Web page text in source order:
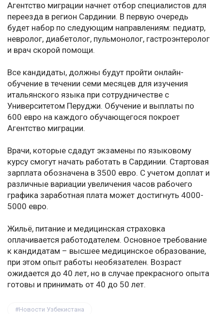
Агентство миграции начнет отбор специалистов для
переезда в регион Сардинии. В первую очередь
будет набор по следующим направлениям: педиатр,
невролог, диабетолог, пульмонолог, гастроэнтеролог
и врач скорой помощи.
Все кандидаты, должны будут пройти онлайн-
обучение в течении семи месяцев для изучения
итальянского языка при сотрудничестве с
Университетом Перуджи. Обучение и выплаты по
600 евро на каждого обучающегося покроет
Агентство миграции.
Врачи, которые сдадут экзамены по языковому
курсу смогут начать работать в Сардинии. Стартовая
зарплата обозначена в 3500 евро. С учетом доплат и
различные вариации увеличения часов рабочего
графика заработная плата может достигнуть 4000-
5000 евро.
Жильё, питание и медицинская страховка
оплачивается работодателем. Основное требование
к кандидатам – высшее медицинское образование,
при этом опыт работы необязателен. Возраст
ожидается до 40 лет, но в случае прекрасного опыта
готовы и принимать от 40 до 50 лет.
Новости Узбекистана